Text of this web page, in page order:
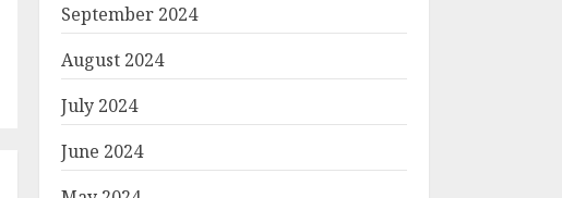
September 2024
August 2024
July 2024
June 2024